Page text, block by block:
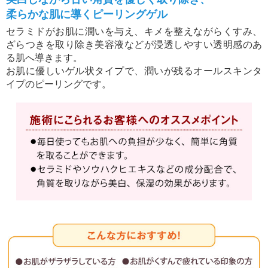
柔らかな肌に導くピーリングゲル
セラミドがお肌に潤いを与え、キメを整えながらくすみ、
ざらつきを取り除き美容液などが浸透しやすい透明感のあ
る肌へ導きます。
お肌に優しいゲル状タイプで、潤いが残るオールスキンタ
イプのピーリングです。